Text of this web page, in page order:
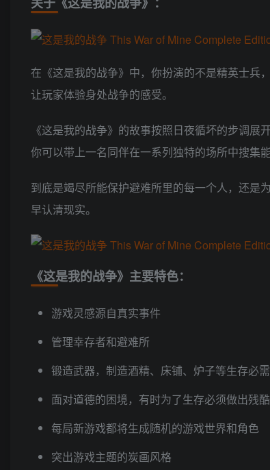
在《这是我的战争》中，你扮演的不是精英士兵
让玩家体验身处战争的感受。
《这是我的战争》的故事按照日夜循坏的步调
你可以带上一名同伴在一系列独特的场所中搜集
到底是竭尽所能保护避难所里的每一个人，还是
早认清现实。
《这是我的战争》主要特色：
游戏灵感源自真实事件
管理幸存者和避难所
锻造武器，制造酒精、床铺、炉子等生存必
面对道德的困境，有时为了生存必须做出残
每局新游戏都将生成随机的游戏世界和角色
突出游戏主题的炭画风格